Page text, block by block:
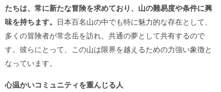
たちは、常に新たな冒険を求めており、山の難易度や条件に興
味を持ちます。 日本百名山の中でも特に魅力的な存在として、
多くの冒険者が常念岳を訪れ、共通の夢として共有するので
す。彼らにとって、この山は限界を越えるための力強い象徴と
なっています。
心温かいコミュニティを重んじる人